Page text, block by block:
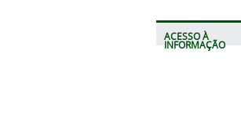
ACESSO À
INFORMAÇÃO